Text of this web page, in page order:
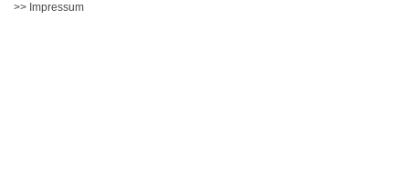
>> Impressum